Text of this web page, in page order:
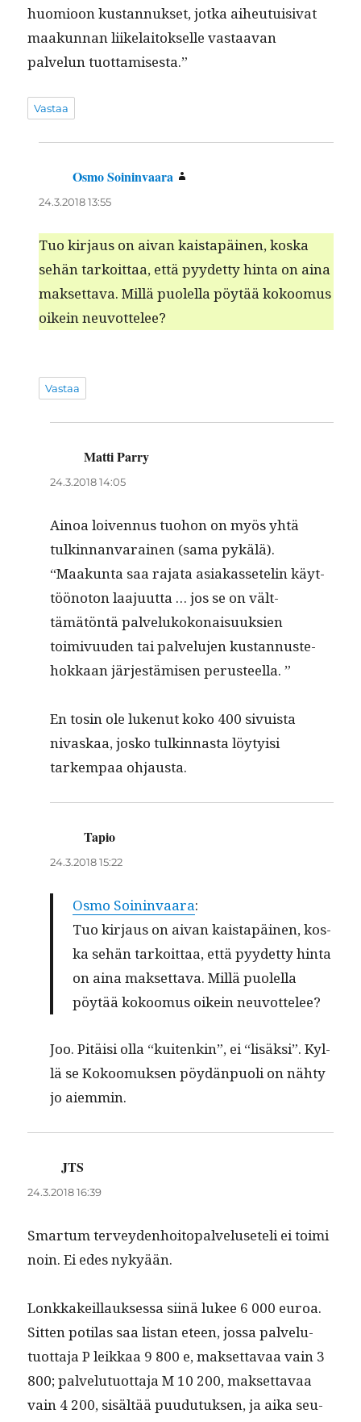
huomioon kus­tan­nuk­set, jot­ka aiheu­tu­isi­vat
maakun­nan liike­laitok­selle vas­taa­van
palvelun tuottamisesta.”
Vastaa
Osmo Soininvaara
24.3.2018 13:55
Tuo kir­jaus on aivan kaistapäi­nen, kos­ka
sehän tarkoit­taa, että pyy­det­ty hin­ta on aina
mak­set­ta­va. Mil­lä puolel­la pöytää kokoomus
oikein neuvottelee?
Vastaa
Matti Parry
24.3.2018 14:05
Ain­oa loiven­nus tuo­hon on myös yhtä
tulkin­nan­varainen (sama pykälä).
“Maakun­ta saa raja­ta asi­akas­setelin käyt­
tööno­ton laa­ju­ut­ta … jos se on vält­
tämätön­tä palvelukokon­aisuuk­sien
toimivu­u­den tai palvelu­jen kus­tan­nuste­
hokkaan jär­jestämisen perusteella. ”
En tosin ole lukenut koko 400 sivuista
nivaskaa, josko tulkin­nas­ta löy­ty­isi
tarkem­paa ohjausta.
Tapio
24.3.2018 15:22
Osmo Soin­in­vaara:
Tuo kir­jaus on aivan kaistapäi­nen, kos­
ka sehän tarkoit­taa, että pyy­det­ty hin­ta
on aina mak­set­ta­va. Mil­lä puolel­la
pöytää kokoomus oikein neuvottelee?
Joo. Pitäisi olla “kuitenkin”, ei “lisäk­si”. Kyl­
lä se Kokoomuk­sen pöy­dän­puoli on nähty
jo aiemmin.
JTS
24.3.2018 16:39
Smar­tum ter­vey­den­hoitopalveluseteli ei toi­mi
noin. Ei edes nykyään.
Lonkkakeil­lauk­ses­sa siinä lukee 6 000 euroa.
Sit­ten poti­las saa lis­tan eteen, jos­sa palve­lu­
tuot­ta­ja P leikkaa 9 800 e, mak­set­tavaa vain 3
800; palve­lu­tuot­ta­ja M 10 200, mak­set­tavaa
vain 4 200, sisältää puudu­tuk­sen, ja aika seu­